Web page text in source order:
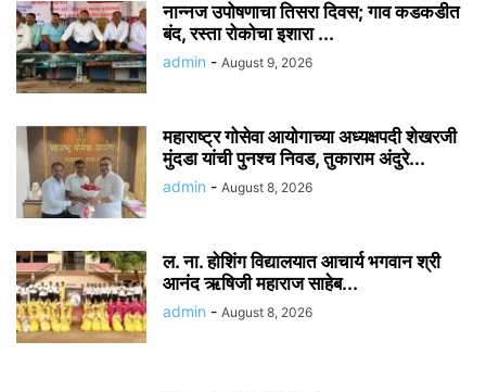
नान्नज उपोषणाचा तिसरा दिवस; गाव कडकडीत
बंद, रस्ता रोकोचा इशारा ...
admin - August 9, 2026
महाराष्ट्र गोसेवा आयोगाच्या अध्यक्षपदी शेखरजी
मुंदडा यांची पुनश्च निवड, तुकाराम अंदुरे...
admin - August 8, 2026
ल. ना. होशिंग विद्यालयात आचार्य भगवान श्री
आनंद ऋषिजी महाराज साहेब...
admin - August 8, 2026